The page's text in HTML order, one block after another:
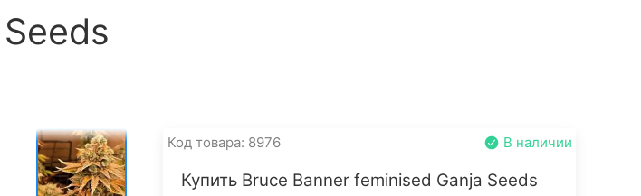
Код товара: 8976 В наличии
Купить Bruce Banner feminised Ganja Seeds